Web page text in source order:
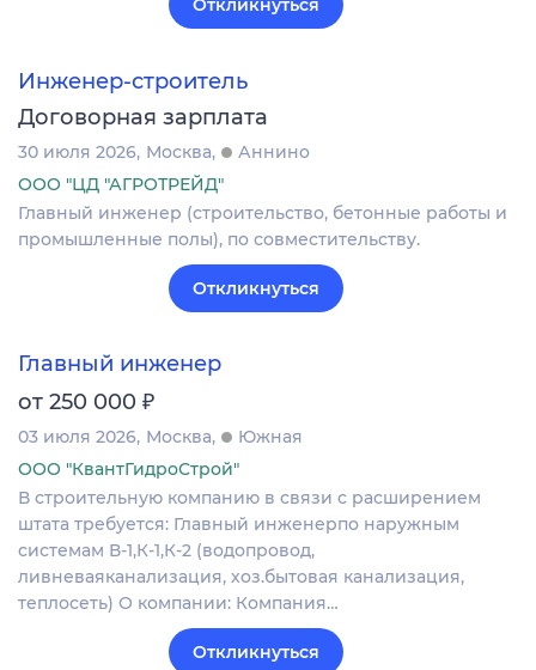
Откликнуться
Инженер-строитель
Договорная зарплата
30 июля 2026 Москва
Аннино
ООО "ЦД "АГРОТРЕЙД"
Главный инженер (строительство, бетонные работы и
промышленные полы), по совместительству.
Откликнуться
Главный инженер
от 250 000 ₽
03 июля 2026 Москва
Южная
ООО "КвантГидроСтрой"
В строительную компанию в связи с расширением
штата требуется: Главный инженерпо наружным
системам В-1,К-1,К-2 (водопровод,
ливневаяканализация, хоз.бытовая канализация,
теплосеть) О компании: Компания…
Откликнуться